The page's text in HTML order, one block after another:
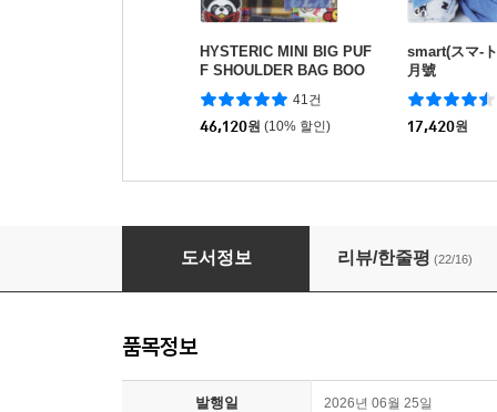
HYSTERIC MINI BIG PUF
F SHOULDER BAG BOO
K
41건
46,120원 (10% 할인)
smart(スマ-
月號
17,420원
smart(スマ-ト) 2026年9月號
도서정보 리뷰/한줄평 (22/16)
품목정보
발행일 2026년 06월 25일